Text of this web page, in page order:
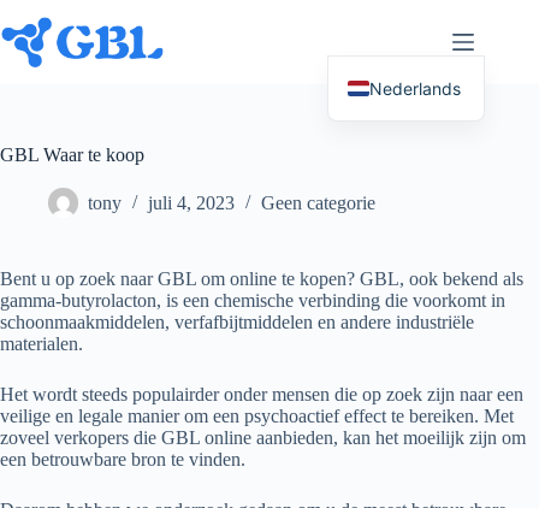
naar
inhoud
GBL Waar te koop
tony juli 4, 2023 Geen categorie
Bent u op zoek naar GBL om online te kopen? GBL, ook bekend als
gamma-butyrolacton, is een chemische verbinding die voorkomt in
schoonmaakmiddelen, verfafbijtmiddelen en andere industriële
materialen.
Het wordt steeds populairder onder mensen die op zoek zijn naar een
veilige en legale manier om een psychoactief effect te bereiken. Met
zoveel verkopers die GBL online aanbieden, kan het moeilijk zijn om
een betrouwbare bron te vinden.
Nederlands
Español
Русский
Italiano
简体中文
日本語